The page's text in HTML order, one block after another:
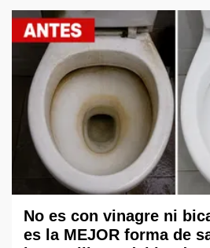
No es con vinagre ni
es la MEJOR forma de